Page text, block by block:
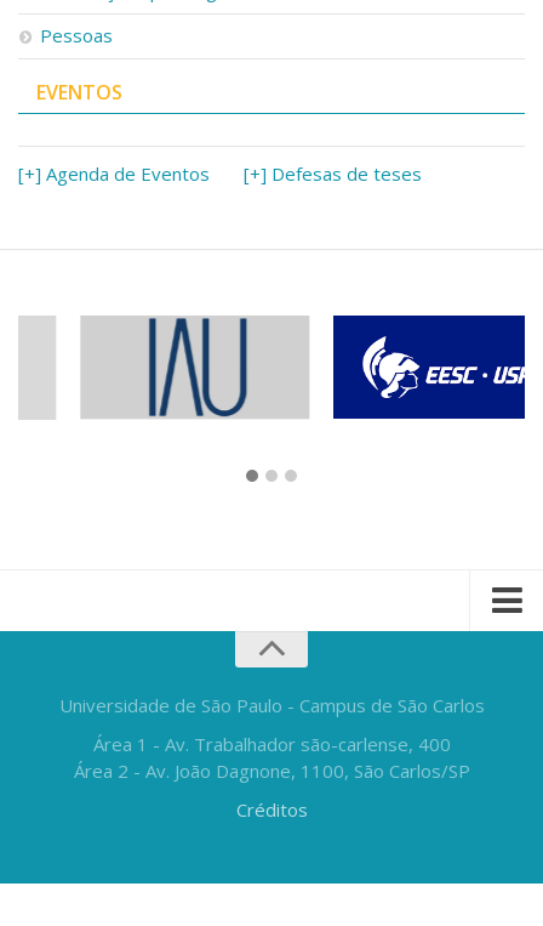
Pessoas
EVENTOS
[+] Agenda de Eventos [+] Defesas de teses
Universidade de São Paulo - Campus de São Carlos
Área 1 - Av. Trabalhador são-carlense, 400
Área 2 - Av. João Dagnone, 1100, São Carlos/SP
Créditos